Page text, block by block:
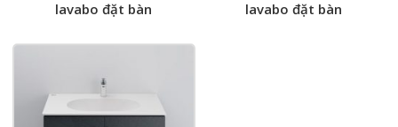
lavabo đặt bàn
lavabo đặt bàn